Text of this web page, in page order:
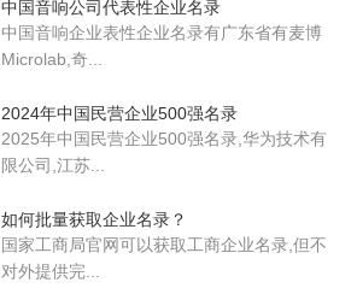
中国音响公司代表性企业名录
中国音响企业表性企业名录有广东省有麦博
Microlab,奇...
2024年中国民营企业500强名录
2025年中国民营企业500强名录,华为技术有
限公司,江苏...
如何批量获取企业名录？
国家工商局官网可以获取工商企业名录,但不
对外提供完...